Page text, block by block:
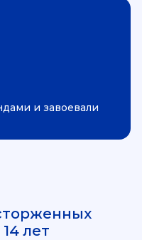
и завоевали
лет